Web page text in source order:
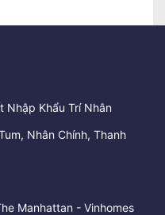
Nhập Khẩu Trí Nhân
Nhân Chính, Thanh
Manhattan - Vinhomes